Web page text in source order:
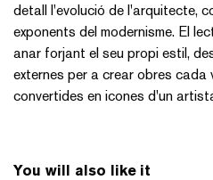
detall l'evolució de l'arquitecte,
exponents del modernisme. El
anar forjant el seu propi estil,
externes per a crear obres cada
convertides en icones d'un
You will also like it